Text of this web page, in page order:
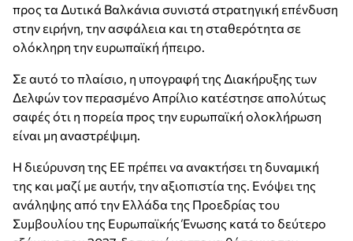
προς τα Δυτικά Βαλκάνια συνιστά στρατηγική επένδυση
στην ειρήνη, την ασφάλεια και τη σταθερότητα σε
ολόκληρη την ευρωπαϊκή ήπειρο.
Σε αυτό το πλαίσιο, η υπογραφή της Διακήρυξης των
Δελφών τον περασμένο Απρίλιο κατέστησε απολύτως
σαφές ότι η πορεία προς την ευρωπαϊκή ολοκλήρωση
είναι μη αναστρέψιμη.
Η διεύρυνση της ΕΕ πρέπει να ανακτήσει τη δυναμική
της και μαζί με αυτήν, την αξιοπιστία της. Ενόψει της
ανάληψης από την Ελλάδα της Προεδρίας του
Συμβουλίου της Ευρωπαϊκής Ένωσης κατά το δεύτερο